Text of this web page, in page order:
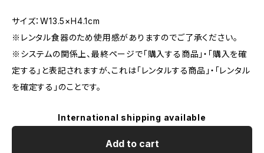
サイズ：W13.5×H4.1cm
※レンタル食器のため使用感がありますのでご了承ください。
※システムの関係上、最終ページで「購入する商品」・「購入を確
定する」と表記されますが、これは「レンタルする商品」・「レンタル
を確定する」のことです。
International shipping available
Add to cart